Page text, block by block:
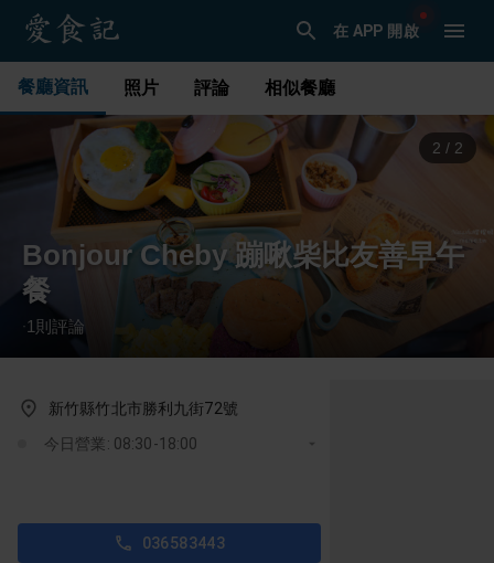
在 APP 開啟
餐廳資訊 照片 評論 相似餐廳
1 / 2
Bonjour Cheby 蹦啾柴比友善早午
餐
·1 則評論
新竹縣竹北市勝利九街72號
今日營業: 08:30-18:00
036583443